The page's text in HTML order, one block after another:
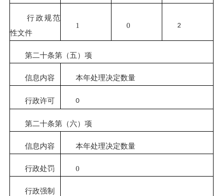
行政规范
性文件
1 0 2
第二十条第（五）项
信息内容 本年处理决定数量
行政许可 0
第二十条第（六）项
信息内容 本年处理决定数量
行政处罚 0
行政强制